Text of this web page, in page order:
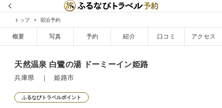
トップ 宿泊予約
概要 写真 予約 紹介 口コミ アクセス
天然温泉 白鷺の湯 ドーミーイン姫路
兵庫県 ｜ 姫路市
ふるなびトラベルポイント